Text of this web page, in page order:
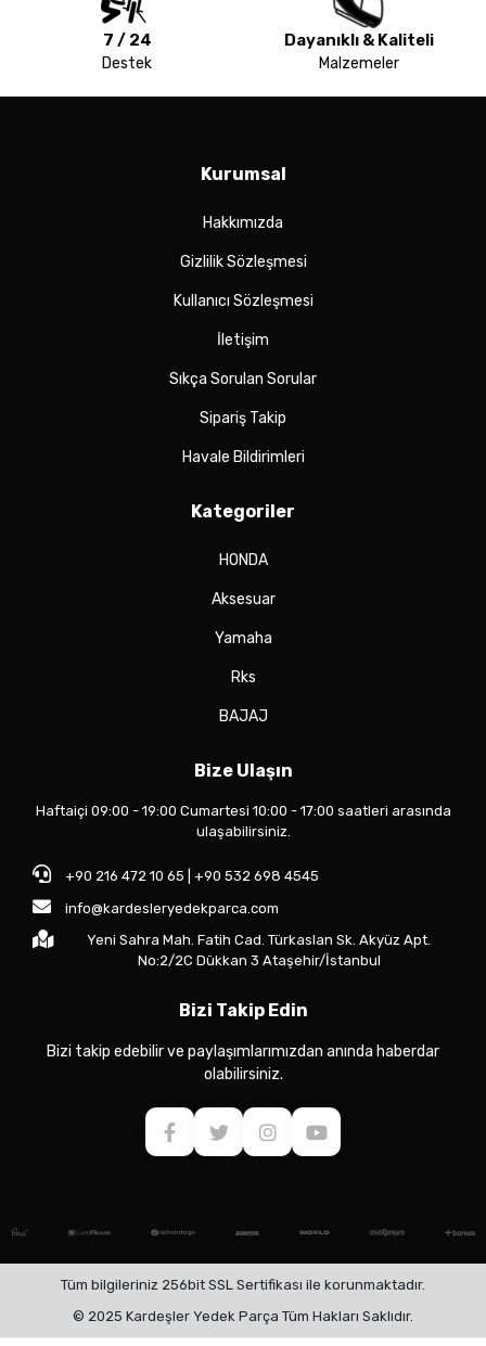
7 / 24
Destek
Dayanıklı & Kaliteli
Malzemeler
Kurumsal
Hakkımızda
Gizlilik Sözleşmesi
Kullanıcı Sözleşmesi
İletişim
Sıkça Sorulan Sorular
Sipariş Takip
Havale Bildirimleri
Kategoriler
HONDA
Aksesuar
Yamaha
Rks
BAJAJ
Bize Ulaşın
Haftaiçi 09:00 - 19:00 Cumartesi 10:00 - 17:00 saatleri arasında
ulaşabilirsiniz.
+90 216 472 10 65 | +90 532 698 4545
info@kardesleryedekparca.com
Yeni Sahra Mah. Fatih Cad. Türkaslan Sk. Akyüz Apt.
No:2/2C Dükkan 3 Ataşehir/İstanbul
Bizi Takip Edin
Bizi takip edebilir ve paylaşımlarımızdan anında haberdar
olabilirsiniz.
Tüm bilgileriniz 256bit SSL Sertifikası ile korunmaktadır.
© 2025 Kardeşler Yedek Parça Tüm Hakları Saklıdır.